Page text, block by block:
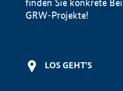
finden Sie konkrete
GRW-Projekte!
LOS GEHT'S